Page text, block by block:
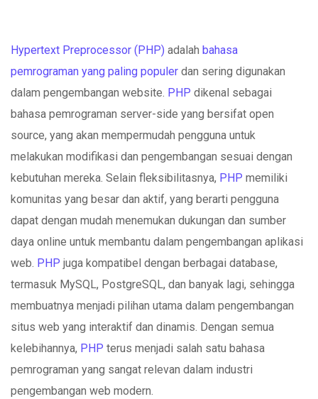
Hypertext Preprocessor (PHP) adalah bahasa
pemrograman yang paling populer dan sering digunakan
dalam pengembangan website. PHP dikenal sebagai
bahasa pemrograman server-side yang bersifat open
source, yang akan mempermudah pengguna untuk
melakukan modifikasi dan pengembangan sesuai dengan
kebutuhan mereka. Selain fleksibilitasnya, PHP memiliki
komunitas yang besar dan aktif, yang berarti pengguna
dapat dengan mudah menemukan dukungan dan sumber
daya online untuk membantu dalam pengembangan aplikasi
web. PHP juga kompatibel dengan berbagai database,
termasuk MySQL, PostgreSQL, dan banyak lagi, sehingga
membuatnya menjadi pilihan utama dalam pengembangan
situs web yang interaktif dan dinamis. Dengan semua
kelebihannya, PHP terus menjadi salah satu bahasa
pemrograman yang sangat relevan dalam industri
pengembangan web modern.